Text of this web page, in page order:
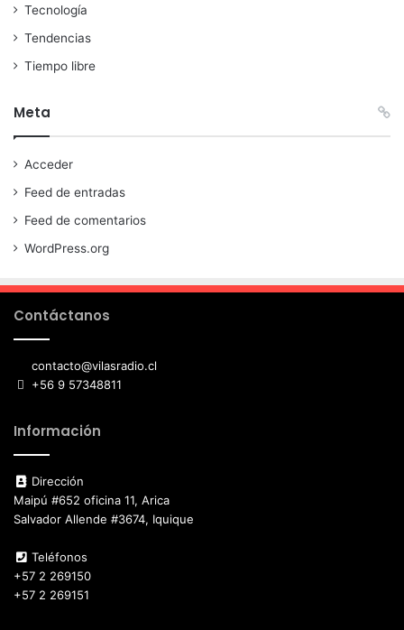
Tecnología
Tendencias
Tiempo libre
Meta
Acceder
Feed de entradas
Feed de comentarios
WordPress.org
Contáctanos
contacto@vilasradio.cl
+56 9 57348811
Información
Dirección
Maipú #652 oficina 11, Arica
Salvador Allende #3674, Iquique
Teléfonos
+57 2 269150
+57 2 269151